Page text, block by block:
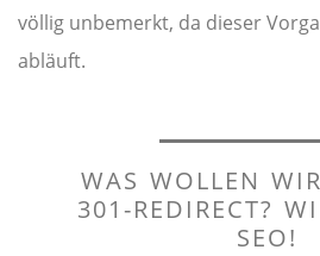
völlig unbemerkt, da dieser
abläuft.
WAS WOLLEN
301-REDIRECT?
SEO!